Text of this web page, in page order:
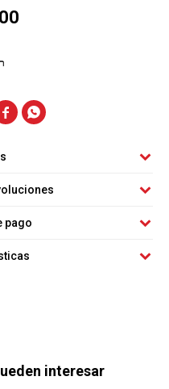
 
pago
interesar